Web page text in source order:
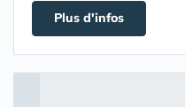
Plus d'infos